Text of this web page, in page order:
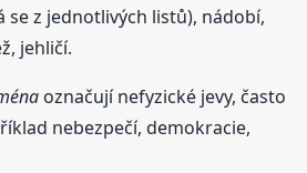
se z jednotlivých listů), nádobí,
jehličí.
označují nefyzické jevy, často
nebezpečí, demokracie,